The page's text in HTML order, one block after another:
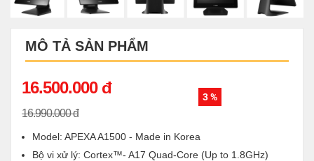
MÔ TẢ SẢN PHẨM
16.500.000 đ
16.990.000 đ
3 %
Model: APEXA A1500 - Made in Korea
Bộ vi xử lý: Cortex™- A17 Quad-Core (Up to 1.8GHz)